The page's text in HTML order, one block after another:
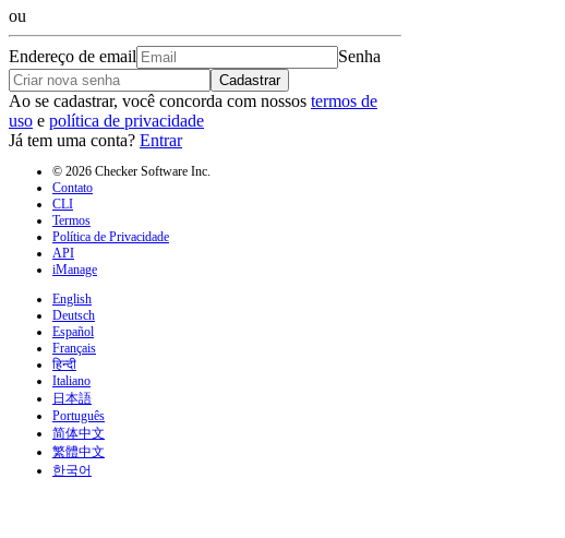
ou
Endereço de email Senha
Cadastrar
Ao se cadastrar, você concorda com nossos termos de
uso e política de privacidade
Já tem uma conta? Entrar
© 2026 Checker Software Inc.
Contato
CLI
Termos
Política de Privacidade
API
iManage
English
Deutsch
Español
Français
हिन्दी
Italiano
日本語
Português
简体中文
繁體中文
한국어